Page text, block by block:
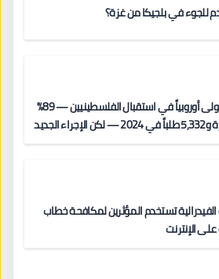
للجوء في بلجيكا من غزة؟
بلجيكا: الأولى أوروبياً في استقبال الفلسطينيين — 89%
قبول لغزة و5,332 طلباً في 2024 — لكن الإجراء الجديد
تستخدم المؤثرين لمكافحة خطاب
الإنترنت